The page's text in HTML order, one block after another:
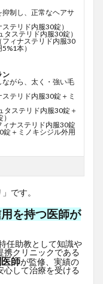
制し、正常なヘアサ
テリド内服30錠）
タステリド内服30錠）
フィナステリド内服30
本）
ン
がら、太く・強い毛
テリド内服30錠＋ミ
タステリド内服30錠＋
ィナステリド内服30錠
錠＋ミノキシジル外用
です。
を持つ医師が
任助教として知識や
携クリニックである
師が監修、実績の
心して治療を受ける